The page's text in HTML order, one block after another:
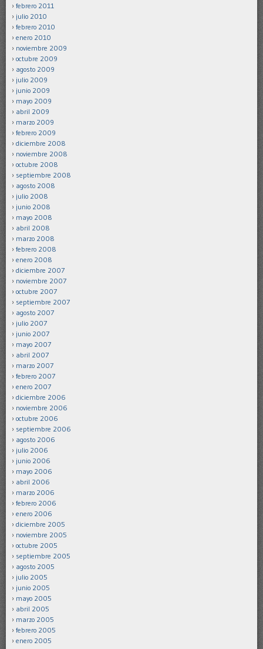
febrero 2011
julio 2010
febrero 2010
enero 2010
noviembre 2009
octubre 2009
agosto 2009
julio 2009
junio 2009
mayo 2009
abril 2009
marzo 2009
febrero 2009
diciembre 2008
noviembre 2008
octubre 2008
septiembre 2008
agosto 2008
julio 2008
junio 2008
mayo 2008
abril 2008
marzo 2008
febrero 2008
enero 2008
diciembre 2007
noviembre 2007
octubre 2007
septiembre 2007
agosto 2007
julio 2007
junio 2007
mayo 2007
abril 2007
marzo 2007
febrero 2007
enero 2007
diciembre 2006
noviembre 2006
octubre 2006
septiembre 2006
agosto 2006
julio 2006
junio 2006
mayo 2006
abril 2006
marzo 2006
febrero 2006
enero 2006
diciembre 2005
noviembre 2005
octubre 2005
septiembre 2005
agosto 2005
julio 2005
junio 2005
mayo 2005
abril 2005
marzo 2005
febrero 2005
enero 2005